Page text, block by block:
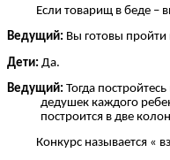
Если товарищ в беде –
Ведущий: Вы готовы
Дети: Да.
Ведущий: Тогда
дедушек каждого
построится в две
Конкурс называется «